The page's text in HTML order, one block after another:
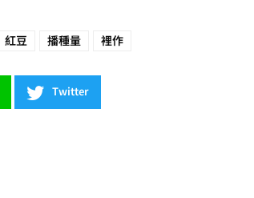
紅豆 播種量 裡作
Twitter